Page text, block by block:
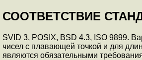
СООТВЕТСТВИЕ
SVID 3, POSIX, BSD 4.3, ISO 9899.
чисел с плавающей точкой и для
являются обязательными